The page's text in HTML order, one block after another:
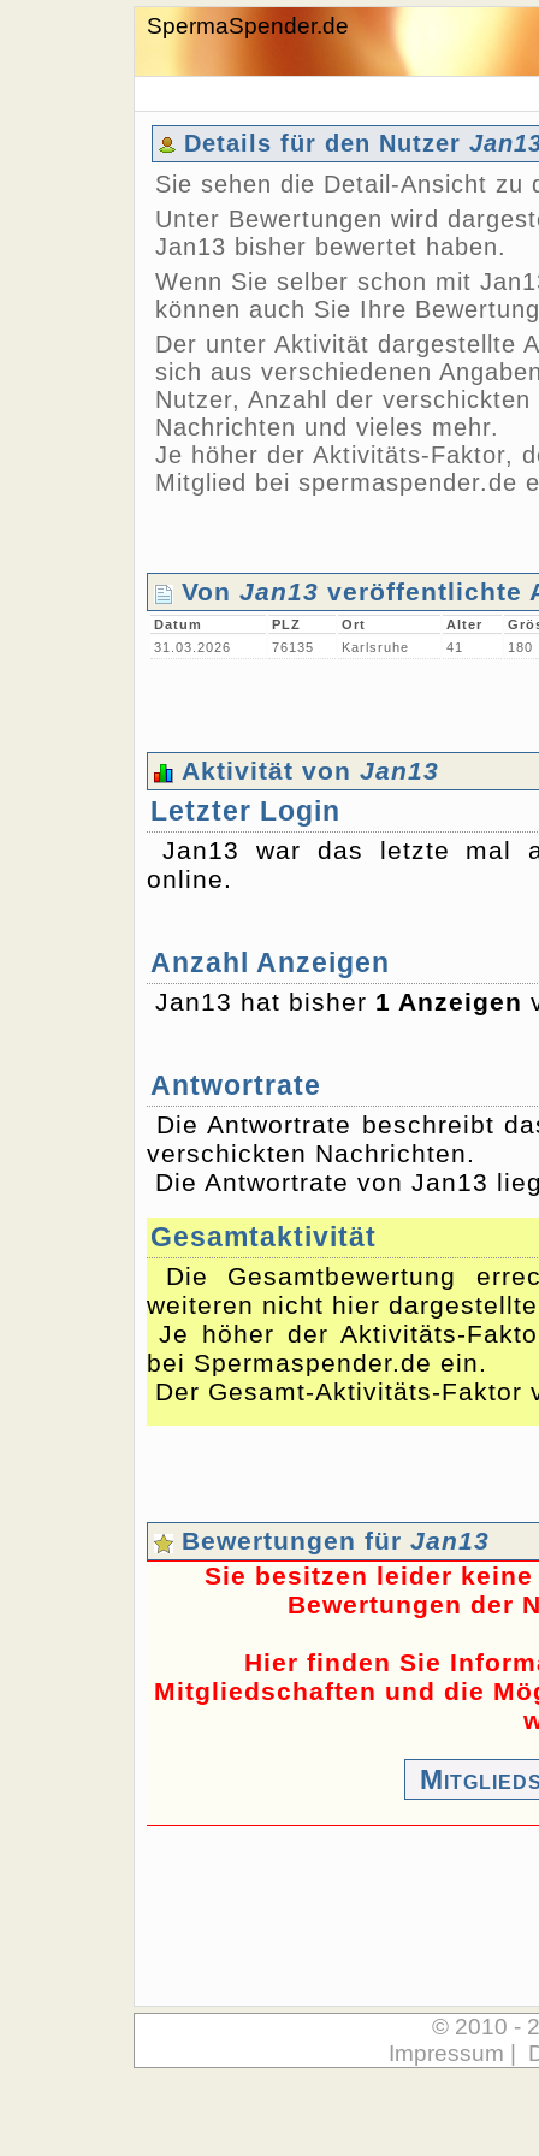
SpermaSpender.de
Details für den Nutzer
Sie sehen die Detail-Ansicht zu
Unter Bewertungen wird
Jan13 bisher bewertet haben.
Wenn Sie selber schon mit
können auch Sie Ihre
Der unter Aktivität dargestellte
sich aus verschiedenen
Nutzer, Anzahl der
Nachrichten und vieles mehr.
Je höher der Aktivitäts-Faktor,
Mitglied bei spermaspender.de
Von Jan13 veröffentlichte
Datum PLZ Ort Alter
31.03.2026
76135 Karlsruhe 41 180
Aktivität von Jan13
Letzter Login
Jan13 war das letzte mal
online.
Anzahl Anzeigen
Jan13 hat bisher 1 Anzeigen
Antwortrate
Die Antwortrate beschreibt
verschickten Nachrichten.
Die Antwortrate von Jan13
Gesamtaktivität
Die Gesamtbewertung
weiteren nicht hier
Je höher der Aktivitäts-
bei Spermaspender.de ein.
Der Gesamt-Aktivitäts-
Bewertungen für Jan13
Sie besitzen leider
Bewertungen der
Hier finden Sie
Mitgliedschaften und die
© 2010 -
Impressum